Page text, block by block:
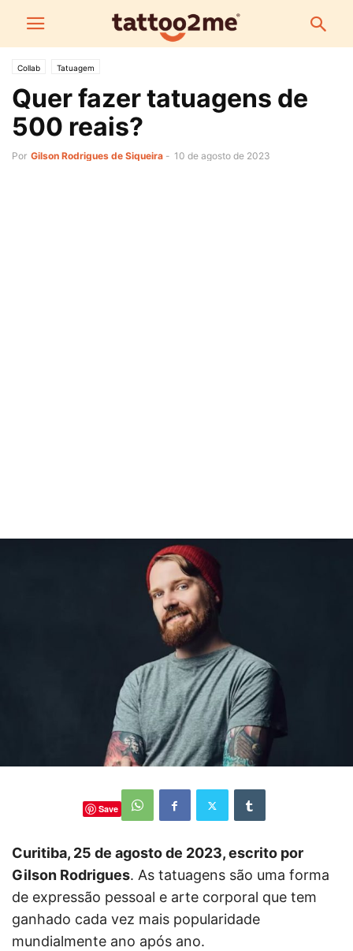
Collab Tatuagem
Quer fazer tatuagens de
500 reais?
Por Gilson Rodrigues de Siqueira - 10 de agosto de 2023
Save
Curitiba, 25 de agosto de 2023, escrito por
Gilson Rodrigues. As tatuagens são uma forma
de expressão pessoal e arte corporal que tem
ganhado cada vez mais popularidade
mundialmente ano após ano.